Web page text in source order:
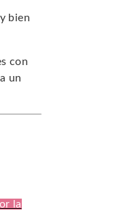
bien
con
un
la